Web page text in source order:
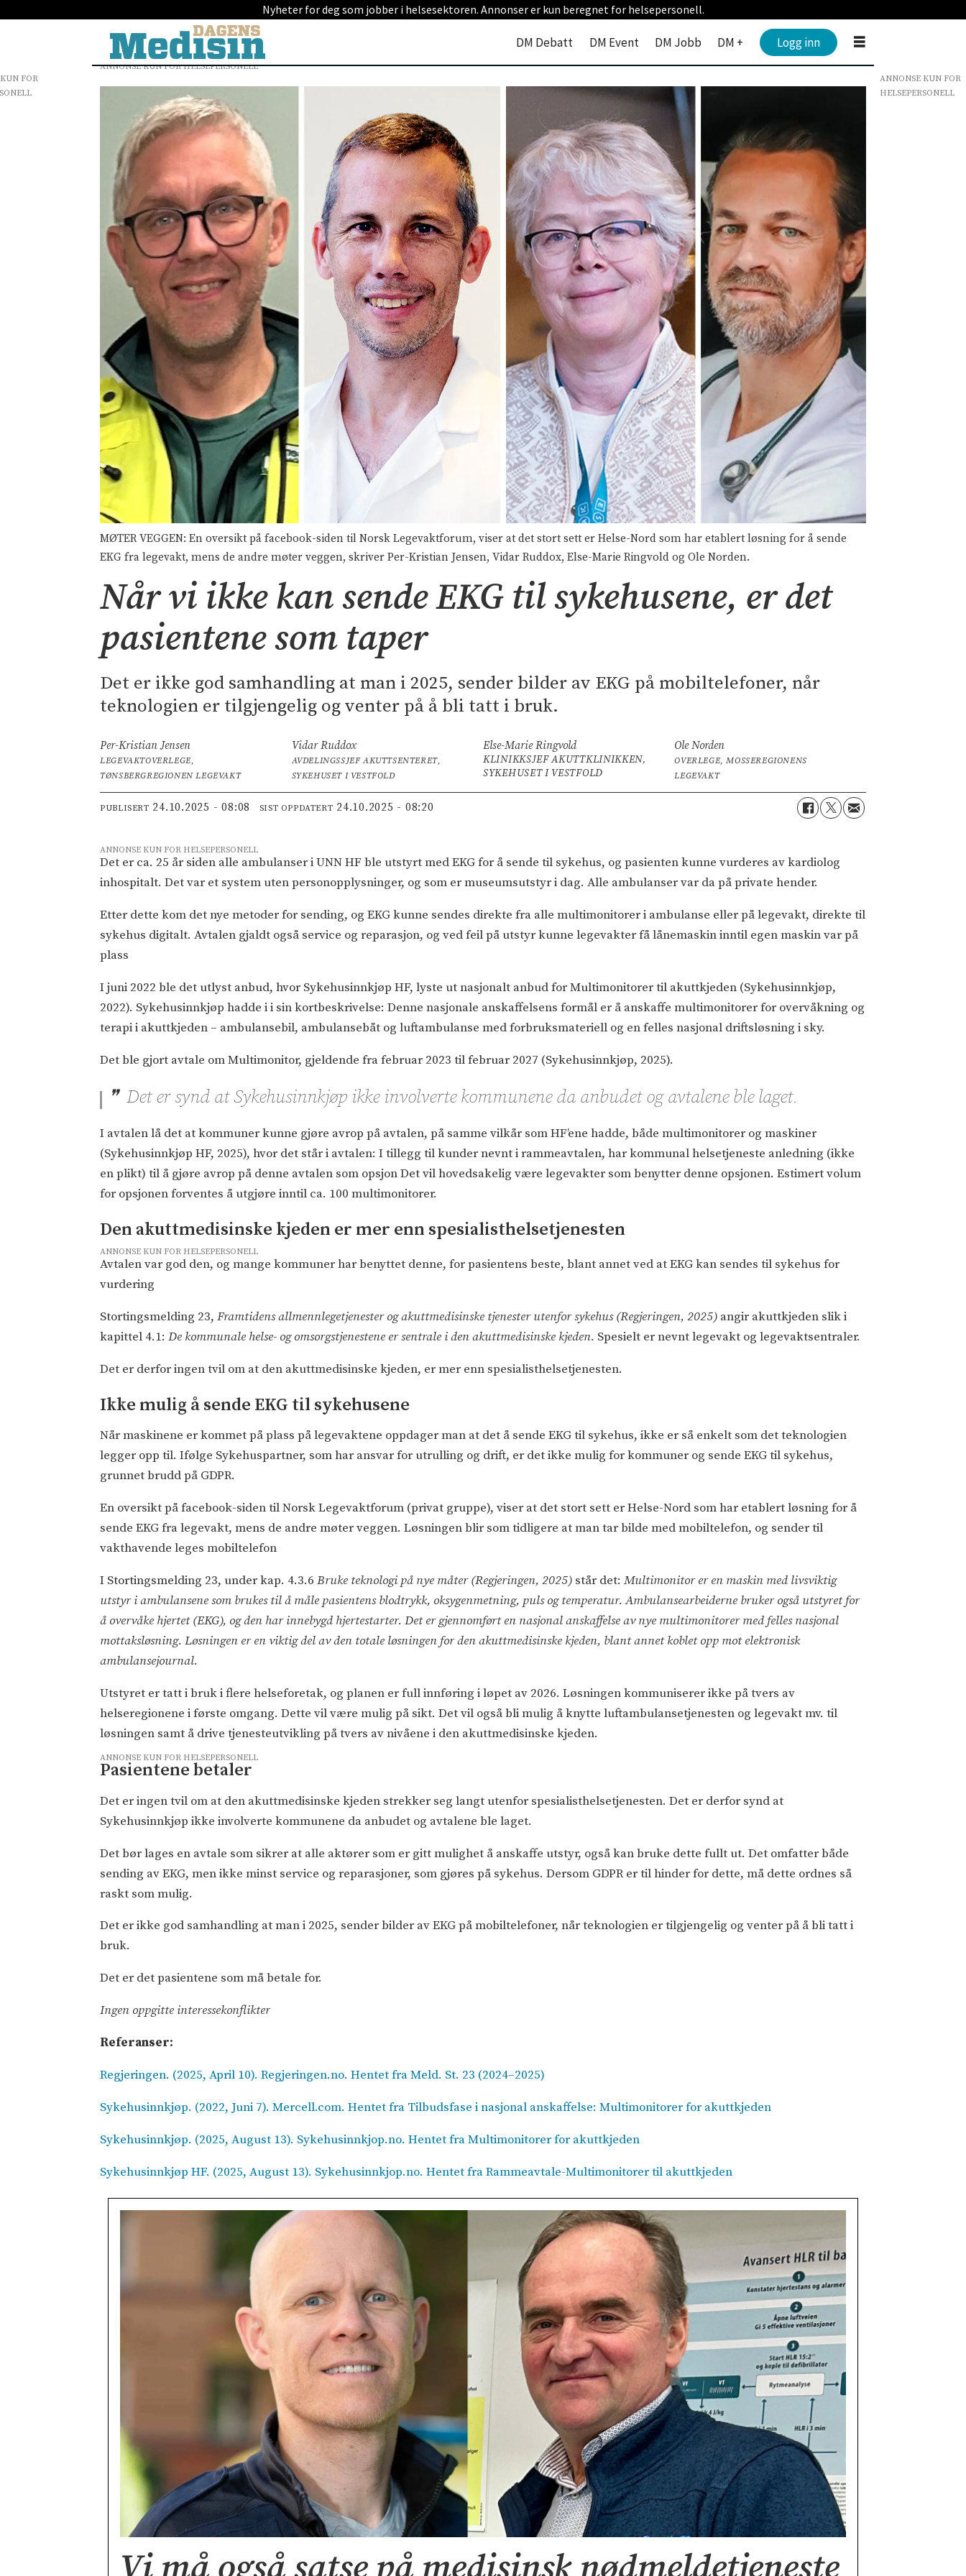
Nyheter for deg som jobber i helsesektoren. Annonser er kun beregnet for helsepersonell.
DM Debatt DM Event DM Jobb DM + Logg inn
ANNONSE KUN FOR HELSEPERSONELL
MØTER VEGGEN: En oversikt på facebook-siden til Norsk Legevaktforum, viser at det stort sett er Helse-Nord som har etablert løsning for å sende
EKG fra legevakt, mens de andre møter veggen, skriver Per-Kristian Jensen, Vidar Ruddox, Else-Marie Ringvold og Ole Norden.
Når vi ikke kan sende EKG til sykehusene, er det
pasientene som taper
Det er ikke god samhandling at man i 2025, sender bilder av EKG på mobiltelefoner, når
teknologien er tilgjengelig og venter på å bli tatt i bruk.
Per-Kristian Jensen
LEGEVAKTOVERLEGE,
TØNSBERGREGIONEN LEGEVAKT
Vidar Ruddox
AVDELINGSSJEF AKUTTSENTERET,
SYKEHUSET I VESTFOLD
Else-Marie Ringvold
KLINIKKSJEF AKUTTKLINIKKEN,
SYKEHUSET I VESTFOLD
Ole Norden
OVERLEGE, MOSSEREGIONENS
LEGEVAKT
PUBLISERT 24.10.2025 - 08:08 SIST OPPDATERT 24.10.2025 - 08:20
ANNONSE KUN FOR HELSEPERSONELL
Det er ca. 25 år siden alle ambulanser i UNN HF ble utstyrt med EKG for å sende til sykehus, og pasienten kunne vurderes av kardiolog
inhospitalt. Det var et system uten personopplysninger, og som er museumsutstyr i dag. Alle ambulanser var da på private hender.
Etter dette kom det nye metoder for sending, og EKG kunne sendes direkte fra alle multimonitorer i ambulanse eller på legevakt, direkte til
sykehus digitalt. Avtalen gjaldt også service og reparasjon, og ved feil på utstyr kunne legevakter få lånemaskin inntil egen maskin var på
plass
I juni 2022 ble det utlyst anbud, hvor Sykehusinnkjøp HF, lyste ut nasjonalt anbud for Multimonitorer til akuttkjeden (Sykehusinnkjøp,
2022). Sykehusinnkjøp hadde i i sin kortbeskrivelse: Denne nasjonale anskaffelsens formål er å anskaffe multimonitorer for overvåkning og
terapi i akuttkjeden – ambulansebil, ambulansebåt og luftambulanse med forbruksmateriell og en felles nasjonal driftsløsning i sky.
Det ble gjort avtale om Multimonitor, gjeldende fra februar 2023 til februar 2027 (Sykehusinnkjøp, 2025).
Det er synd at Sykehusinnkjøp ikke involverte kommunene da anbudet og avtalene ble laget.
I avtalen lå det at kommuner kunne gjøre avrop på avtalen, på samme vilkår som HF’ene hadde, både multimonitorer og maskiner
(Sykehusinnkjøp HF, 2025), hvor det står i avtalen: I tillegg til kunder nevnt i rammeavtalen, har kommunal helsetjeneste anledning (ikke
en plikt) til å gjøre avrop på denne avtalen som opsjon Det vil hovedsakelig være legevakter som benytter denne opsjonen. Estimert volum
for opsjonen forventes å utgjøre inntil ca. 100 multimonitorer.
Den akuttmedisinske kjeden er mer enn spesialisthelsetjenesten
ANNONSE KUN FOR HELSEPERSONELL
Avtalen var god den, og mange kommuner har benyttet denne, for pasientens beste, blant annet ved at EKG kan sendes til sykehus for
vurdering
Stortingsmelding 23,Framtidens allmennlegetjenester og akuttmedisinske tjenester utenfor sykehus (Regjeringen, 2025) angir akuttkjeden slik i
kapittel 4.1:De kommunale helse- og omsorgstjenestene er sentrale i den akuttmedisinske kjeden. Spesielt er nevnt legevakt og legevaktsentraler.
Det er derfor ingen tvil om at den akuttmedisinske kjeden, er mer enn spesialisthelsetjenesten.
Ikke mulig å sende EKG til sykehusene
Når maskinene er kommet på plass på legevaktene oppdager man at det å sende EKG til sykehus, ikke er så enkelt som det teknologien
legger opp til. Ifølge Sykehuspartner, som har ansvar for utrulling og drift, er det ikke mulig for kommuner og sende EKG til sykehus,
grunnet brudd på GDPR.
En oversikt på facebook-siden til Norsk Legevaktforum (privat gruppe), viser at det stort sett er Helse-Nord som har etablert løsning for å
sende EKG fra legevakt, mens de andre møter veggen. Løsningen blir som tidligere at man tar bilde med mobiltelefon, og sender til
vakthavende leges mobiltelefon
I Stortingsmelding 23, under kap. 4.3.6Bruke teknologi på nye måter (Regjeringen, 2025) står det:Multimonitor er en maskin med livsviktig
utstyr i ambulansene som brukes til å måle pasientens blodtrykk, oksygenmetning, puls og temperatur. Ambulansearbeiderne bruker også utstyret for
å overvåke hjertet (EKG), og den har innebygd hjertestarter. Det er gjennomført en nasjonal anskaffelse av nye multimonitorer med felles nasjonal
mottaksløsning. Løsningen er en viktig del av den totale løsningen for den akuttmedisinske kjeden, blant annet koblet opp mot elektronisk
ambulansejournal.
Utstyret er tatt i bruk i flere helseforetak, og planen er full innføring i løpet av 2026. Løsningen kommuniserer ikke på tvers av
helseregionene i første omgang. Dette vil være mulig på sikt. Det vil også bli mulig å knytte luftambulansetjenesten og legevakt mv. til
løsningen samt å drive tjenesteutvikling på tvers av nivåene i den akuttmedisinske kjeden.
ANNONSE KUN FOR HELSEPERSONELL
Pasientene betaler
Det er ingen tvil om at den akuttmedisinske kjeden strekker seg langt utenfor spesialisthelsetjenesten. Det er derfor synd at
Sykehusinnkjøp ikke involverte kommunene da anbudet og avtalene ble laget.
Det bør lages en avtale som sikrer at alle aktører som er gitt mulighet å anskaffe utstyr, også kan bruke dette fullt ut. Det omfatter både
sending av EKG, men ikke minst service og reparasjoner, som gjøres på sykehus. Dersom GDPR er til hinder for dette, må dette ordnes så
raskt som mulig.
Det er ikke god samhandling at man i 2025, sender bilder av EKG på mobiltelefoner, når teknologien er tilgjengelig og venter på å bli tatt i
bruk.
Det er det pasientene som må betale for.
Ingen oppgitte interessekonflikter
Referanser:
Regjeringen. (2025, April 10). Regjeringen.no. Hentet fra Meld. St. 23 (2024–2025)
Sykehusinnkjøp. (2022, Juni 7). Mercell.com. Hentet fra Tilbudsfase i nasjonal anskaffelse: Multimonitorer for akuttkjeden
Sykehusinnkjøp. (2025, August 13). Sykehusinnkjop.no. Hentet fra Multimonitorer for akuttkjeden
Sykehusinnkjøp HF. (2025, August 13). Sykehusinnkjop.no. Hentet fra Rammeavtale-Multimonitorer til akuttkjeden
FOR
ANNONSE KUN FOR
HELSEPERSONELL